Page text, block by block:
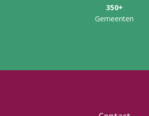
350+
Gemeenten